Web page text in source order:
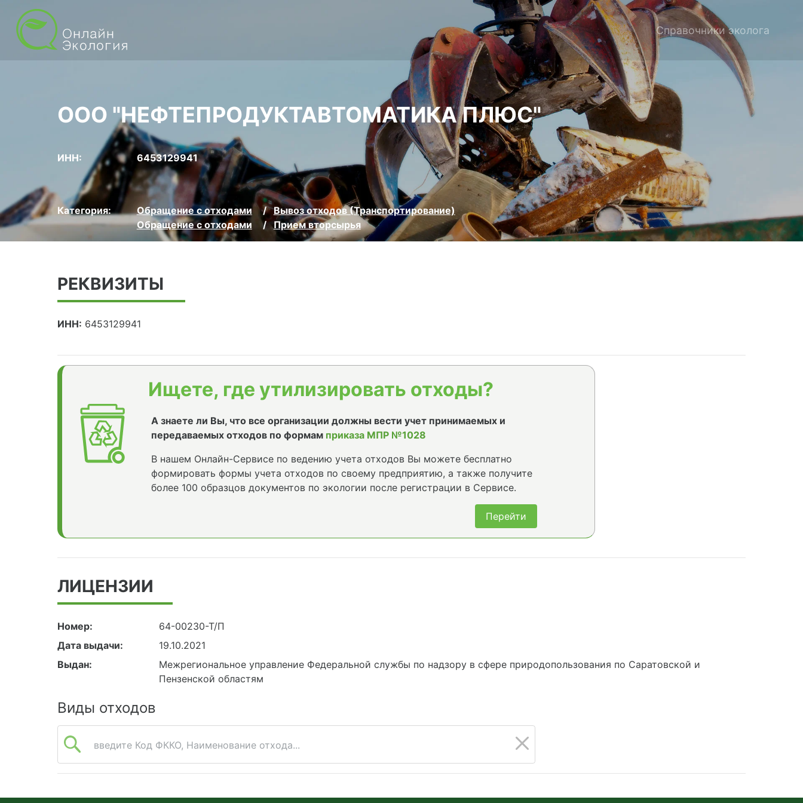
Справочники эколога
ООО "НЕФТЕПРОДУКТАВТОМАТИКА ПЛЮС"
ИНН: 6453129941
Категория: Обращение с отходами
Вывоз отходов (Транспортирование)
Обращение с отходами
Прием вторсырья
РЕКВИЗИТЫ
ИНН: 6453129941
Ищете, где утилизировать отходы?
А знаете ли Вы, что все организации должны вести учет принимаемых и
передаваемых отходов по формам приказа МПР №1028
В нашем Онлайн-Сервисе по ведению учета отходов Вы можете бесплатно
формировать формы учета отходов по своему предприятию, а также получите
более 100 образцов документов по экологии после регистрации в Сервисе.
Перейти
ЛИЦЕНЗИИ
Номер:
64-00230-Т/П
Дата выдачи:
19.10.2021
Выдан:
Межрегиональное управление Федеральной службы по надзору в сфере природопользования по Саратовской и
Пензенской областям
Виды отходов
введите Код ФККО, Наименование отхода...